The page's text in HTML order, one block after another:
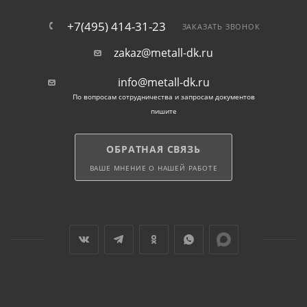
заземления объектов. Устойчивый к коррозии
по периметру сооружений, а также элементов,
Также полоса металлическая с цинковым
повышенной влажности.
+7(495) 414-31-23 ЗАКАЗАТЬ ЗВОНОК
zakaz@metall-dk.ru
info@metall-dk.ru
По вопросам сотрудничества и запросам документов
пишите
ОБРАТНАЯ СВЯЗЬ
ВАШЕ МНЕНИЕ О НАШЕЙ РАБОТЕ